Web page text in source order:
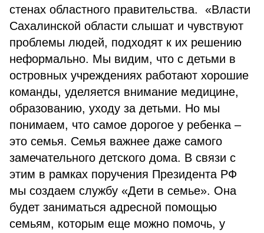
стенах областного правительства. «Власти
Сахалинской области слышат и чувствуют
проблемы людей, подходят к их решению
неформально. Мы видим, что с детьми в
островных учреждениях работают хорошие
команды, уделяется внимание медицине,
образованию, уходу за детьми. Но мы
понимаем, что самое дорогое у ребенка –
это семья. Семья важнее даже самого
замечательного детского дома. В связи с
этим в рамках поручения Президента РФ
мы создаем службу «Дети в семье». Она
будет заниматься адресной помощью
семьям, которым еще можно помочь, у